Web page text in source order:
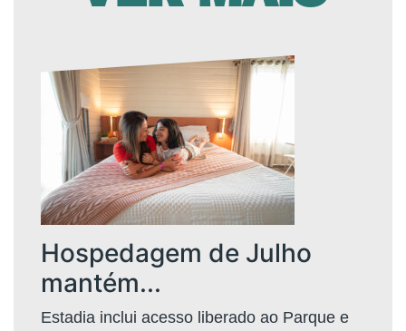
Hospedagem de Julho
mantém...
Estadia inclui acesso liberado ao Parque e